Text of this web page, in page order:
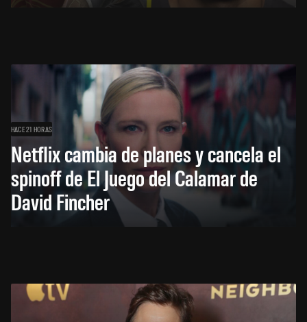
HACE 21 HORAS
Netflix cambia de planes y cancela el
spinoff de El Juego del Calamar de
David Fincher